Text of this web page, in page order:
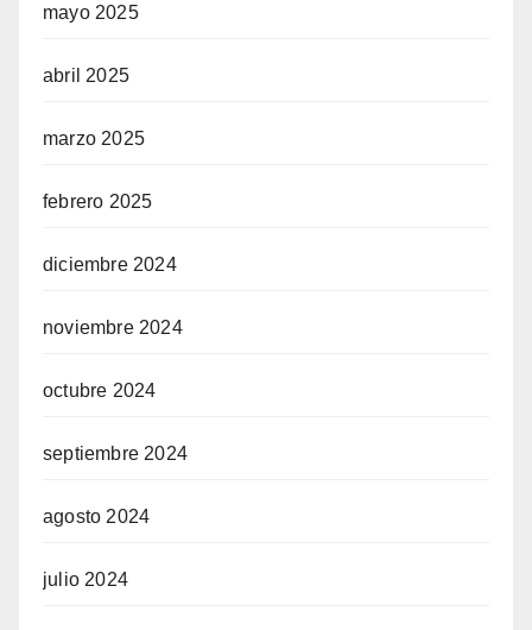
mayo 2025
abril 2025
marzo 2025
febrero 2025
diciembre 2024
noviembre 2024
octubre 2024
septiembre 2024
agosto 2024
julio 2024